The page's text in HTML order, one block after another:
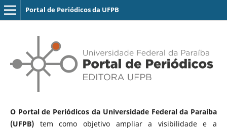
Portal de Periódicos da UFPB
O Portal de Periódicos da Universidade Federal da Paraíba
(UFPB)tem como objetivo ampliar a visibilidade e a